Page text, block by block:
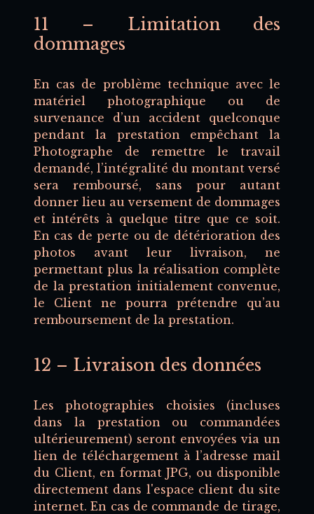
11 – Limitation des
dommages
En cas de problème technique avec le
matériel photographique ou de
survenance d’un accident quelconque
pendant la prestation empêchant la
Photographe de remettre le travail
demandé, l’intégralité du montant versé
sera remboursé, sans pour autant
donner lieu au versement de dommages
et intérêts à quelque titre que ce soit.
En cas de perte ou de détérioration des
photos avant leur livraison, ne
permettant plus la réalisation complète
de la prestation initialement convenue,
le Client ne pourra prétendre qu’au
remboursement de la prestation.
12 – Livraison des données
Les photographies choisies (incluses
dans la prestation ou commandées
ultérieurement) seront envoyées via un
lien de téléchargement à l’adresse mail
du Client, en format JPG, ou disponible
directement dans l'espace client du site
internet. En cas de commande de tirage,